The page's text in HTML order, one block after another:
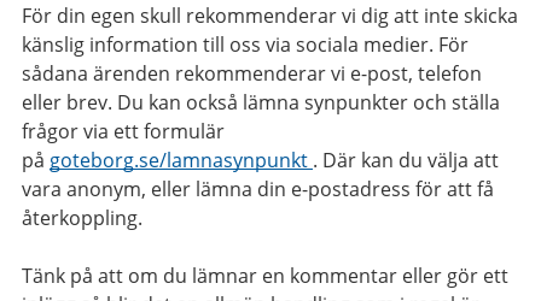
För din egen skull rekommenderar vi dig att inte skicka
känslig information till oss via sociala medier. För
sådana ärenden rekommenderar vi e-post, telefon
eller brev. Du kan också lämna synpunkter och ställa
frågor via ett formulär
på goteborg.se/lamnasynpunkt . Där kan du välja att
vara anonym, eller lämna din e-postadress för att få
återkoppling.
Tänk på att om du lämnar en kommentar eller gör ett